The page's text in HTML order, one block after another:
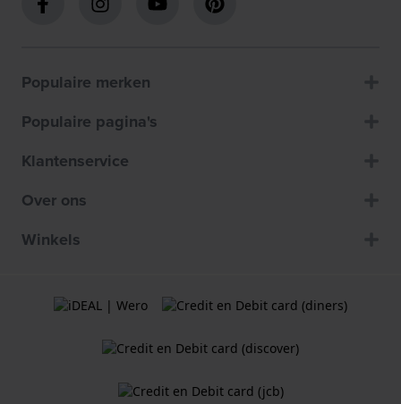
Populaire merken
Populaire pagina's
Klantenservice
Over ons
Winkels